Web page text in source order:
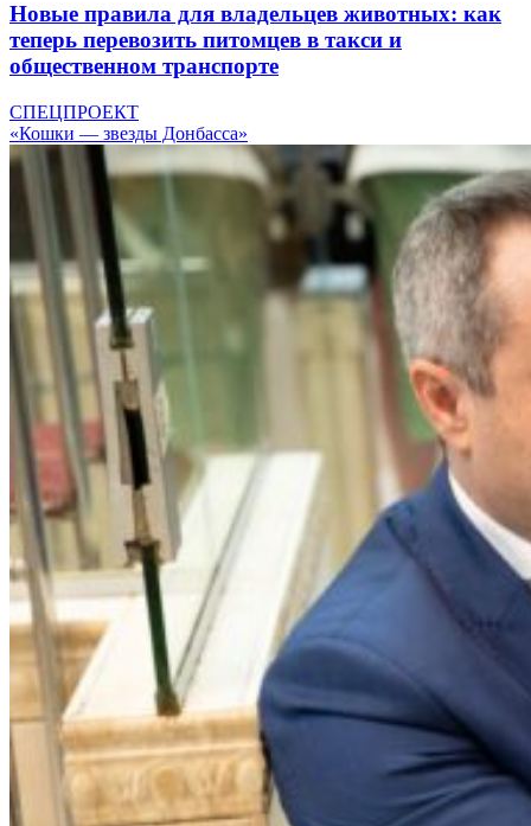
Новые правила для владельцев животных: как
теперь перевозить питомцев в такси и
общественном транспорте
СПЕЦПРОЕКТ
«Кошки — звезды Донбасса»